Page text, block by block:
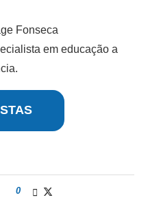
Fonseca
em educação a
0